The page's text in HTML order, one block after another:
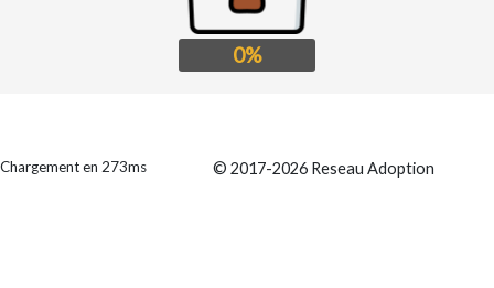
0%
Chargement en 273ms © 2017-2026 Reseau Adoption